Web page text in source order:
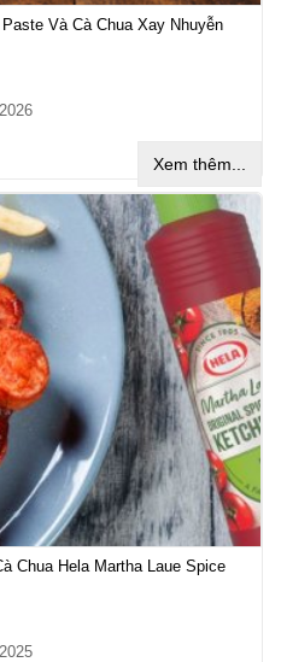
Và Cà Chua Xay Nhuyễn
Xem thêm...
Chua Hela Martha Laue Spice